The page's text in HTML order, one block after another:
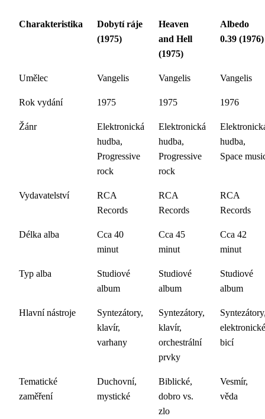
Charakteristika
Dobytí ráje
(1975)
Heaven
and Hell
(1975)
Albedo
0.39 (1976)
Umělec Vangelis Vangelis Vangelis
Rok vydání 1975 1975 1976
Žánr
Elektronická
hudba,
Progressive
rock
Elektronická
hudba,
Progressive
rock
hudba,
Space
Vydavatelství
RCA
Records
RCA
Records
RCA
Records
Délka alba
Cca 40
minut
Cca 45
minut
Cca 42
minut
Typ alba
Studiové
album
Studiové
album
Studiové
album
Hlavní nástroje
Syntezátory,
klavír,
varhany
Syntezátory,
klavír,
orchestrální
prvky
elektronické
bicí
Tematické
zaměření
Duchovní,
mystické
Biblické,
dobro vs.
zlo
Vesmír,
věda